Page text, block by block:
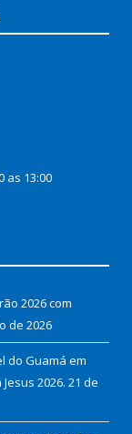
as 13:00
2026 com
de 2026
do Guamá em
2026. 21 de